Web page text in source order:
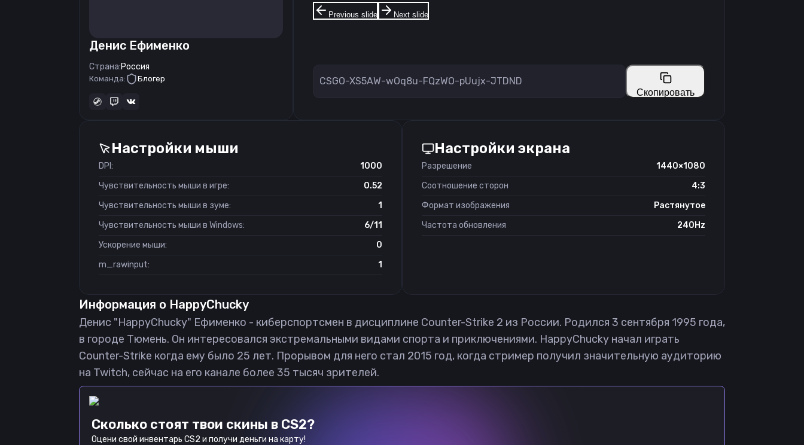
Денис Ефименко
Страна:Россия
Команда: Блогер
Previous slide Next slide
CSGO-XS5AW-wOq8u-FQzWO-pUujx-JTDND
Скопировать
Настройки мыши
DPI:
1000
Чувствительность мыши в игре:
0.52
Чувствительность мыши в зуме:
1
Чувствительность мыши в Windows:
6/11
Ускорение мыши:
0
m_rawinput:
1
Настройки экрана
Разрешение
1440×1080
Соотношение сторон
4:3
Формат изображения
Растянутое
Частота обновления
240Hz
Информация о HappyChucky
Денис "HappyChucky" Ефименко - киберспортсмен в дисциплине Counter-Strike 2 из России. Родился 3 сентября 1995 года,
в городе Тюмень. Он интересовался экстремальными видами спорта и приключениями. HappyChucky начал играть
Counter-Strike когда ему было 25 лет. Прорывом для него стал 2015 год, когда стример получил значительную аудиторию
на Twitch, сейчас на его канале более 35 тысяч зрителей.
Сколько стоят твои скины в CS2?
Оцени свой инвентарь CS2 и получи деньги на карту!